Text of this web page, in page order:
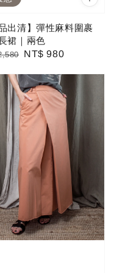
品出清】彈性麻料圍裹
裙｜兩色
Sale
NT$ 980